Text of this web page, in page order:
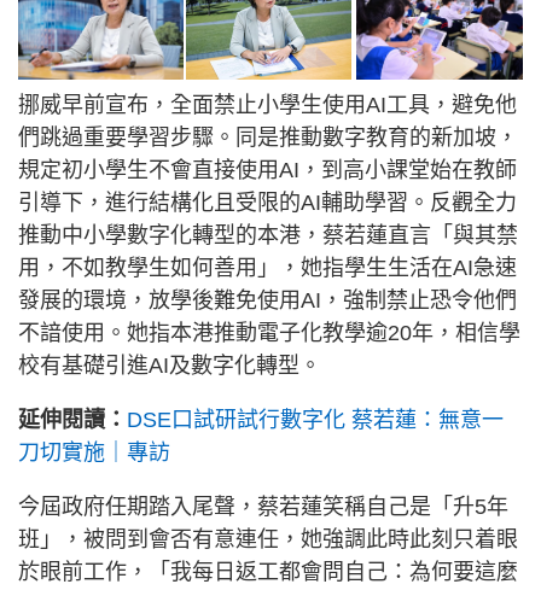
挪威早前宣布，全面禁止小學生使用AI工具，避免他
們跳過重要學習步驟。同是推動數字教育的新加坡，
規定初小學生不會直接使用AI，到高小課堂始在教師
引導下，進行結構化且受限的AI輔助學習。反觀全力
推動中小學數字化轉型的本港，蔡若蓮直言「與其禁
用，不如教學生如何善用」，她指學生生活在AI急速
發展的環境，放學後難免使用AI，強制禁止恐令他們
不諳使用。她指本港推動電子化教學逾20年，相信學
校有基礎引進AI及數字化轉型。
延伸閱讀： DSE口試研試行數字化 蔡若蓮：無意一
刀切實施｜專訪
今屆政府任期踏入尾聲，蔡若蓮笑稱自己是「升5年
班」，被問到會否有意連任，她強調此時此刻只着眼
於眼前工作，「我每日返工都會問自己：為何要這麼